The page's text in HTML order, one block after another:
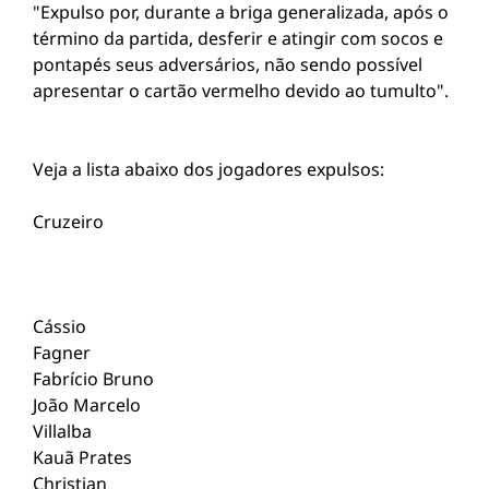
"Expulso por, durante a briga generalizada, após o
término da partida, desferir e atingir com socos e
pontapés seus adversários, não sendo possível
apresentar o cartão vermelho devido ao tumulto".
Veja a lista abaixo dos jogadores expulsos:
Cruzeiro
Cássio
Fagner
Fabrício Bruno
João Marcelo
Villalba
Kauã Prates
Christian